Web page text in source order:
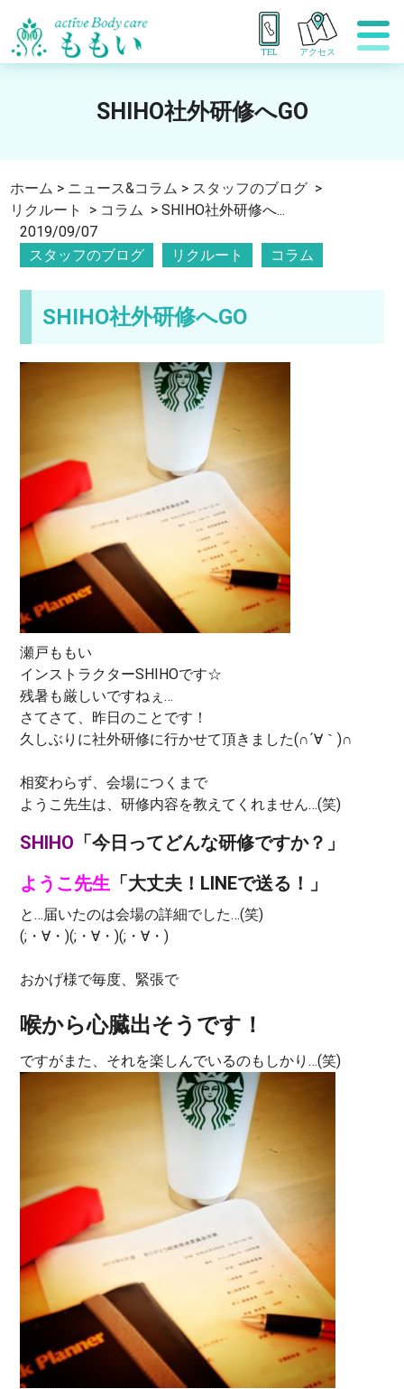
TEL アクセス
SHIHO社外研修へGO
ホーム > ニュース&コラム > スタッフのブログ >
リクルート
> コラム >SHIHO社外研修へ...
2019/09/07
スタッフのブログ
リクルート コラム
SHIHO社外研修へGO
瀬戸ももい
インストラクターSHIHOです☆
残暑も厳しいですねぇ…
さてさて、昨日のことです！
久しぶりに社外研修に行かせて頂きました(∩´∀｀)∩
相変わらず、会場につくまで
ようこ先生は、研修内容を教えてくれません…(笑)
SHIHO 「今日ってどんな研修ですか？」
ようこ先生「大丈夫！LINEで送る！」
と…届いたのは会場の詳細でした…(笑)
(;・∀・)(;・∀・)(;・∀・)
おかげ様で毎度、緊張で
喉から心臓出そうです！
ですがまた、それを楽しんでいるのもしかり…(笑)